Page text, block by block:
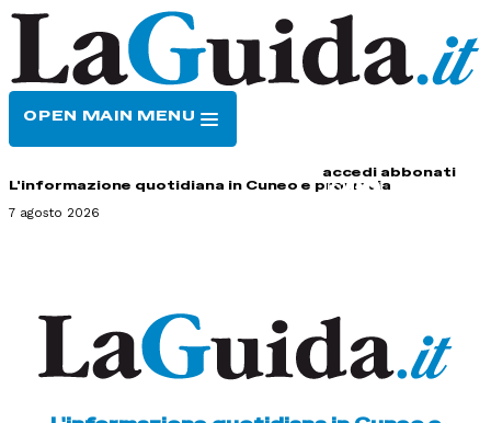
OPEN MAIN MENU
accedi abbonati
L'informazione quotidiana in Cuneo e provincia
7 agosto 2026